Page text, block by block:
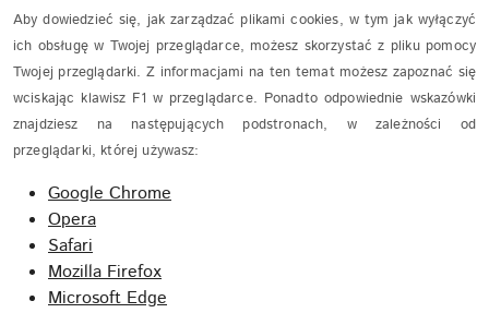
Aby dowiedzieć się, jak zarządzać plikami cookies, w tym jak wyłączyć
ich obsługę w Twojej przeglądarce, możesz skorzystać z pliku pomocy
Twojej przeglądarki. Z informacjami na ten temat możesz zapoznać się
wciskając klawisz F1 w przeglądarce. Ponadto odpowiednie wskazówki
znajdziesz na następujących podstronach, w zależności od
przeglądarki, której używasz:
Google Chrome
Opera
Safari
Mozilla Firefox
Microsoft Edge